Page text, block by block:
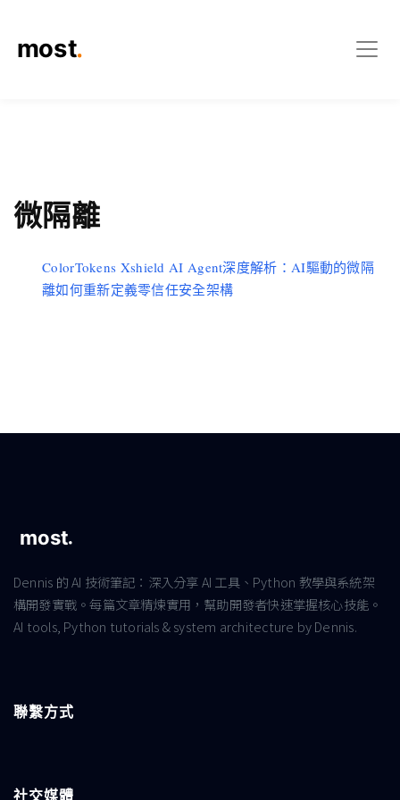
微隔離
ColorTokens Xshield AI Agent深度解析：AI驅動的微隔
離如何重新定義零信任安全架構
Dennis 的 AI 技術筆記：深入分享 AI 工具、Python 教學與系統架
構開發實戰。每篇文章精煉實用，幫助開發者快速掌握核心技能。
AI tools, Python tutorials & system architecture by Dennis.
聯繫方式
社交媒體